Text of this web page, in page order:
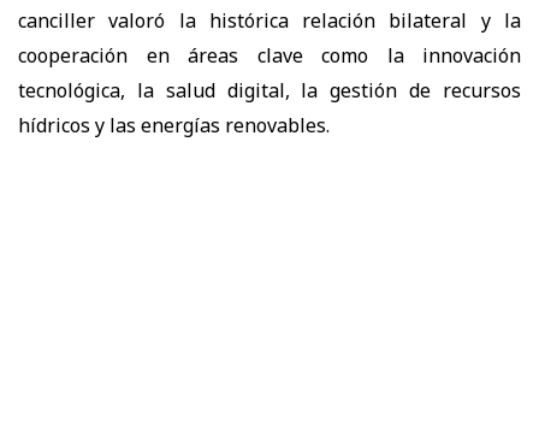
canciller valoró la histórica relación bilateral y la
cooperación en áreas clave como la innovación
tecnológica, la salud digital, la gestión de recursos
hídricos y las energías renovables.